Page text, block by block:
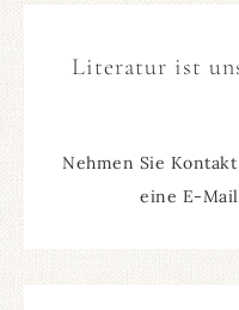
Literatur ist
Nehmen Sie
eine E-